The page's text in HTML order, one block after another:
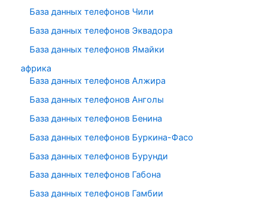
База данных телефонов Чили
База данных телефонов Эквадора
База данных телефонов Ямайки
африка
База данных телефонов Алжира
База данных телефонов Анголы
База данных телефонов Бенина
База данных телефонов Буркина-Фасо
База данных телефонов Бурунди
База данных телефонов Габона
База данных телефонов Гамбии